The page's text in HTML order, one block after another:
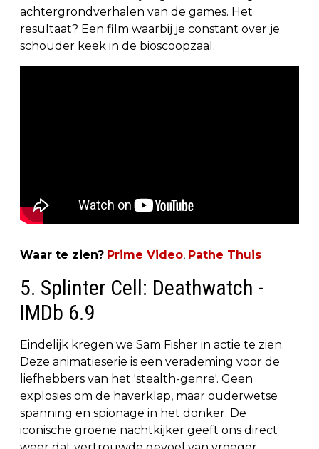
achtergrondverhalen van de games. Het
resultaat? Een film waarbij je constant over je
schouder keek in de bioscoopzaal.
Waar te zien? Prime Video, Pathe Thuis
5. Splinter Cell: Deathwatch -
IMDb 6.9
Eindelijk kregen we Sam Fisher in actie te zien.
Deze animatieserie is een verademing voor de
liefhebbers van het 'stealth-genre'. Geen
explosies om de haverklap, maar ouderwetse
spanning en spionage in het donker. De
iconische groene nachtkijker geeft ons direct